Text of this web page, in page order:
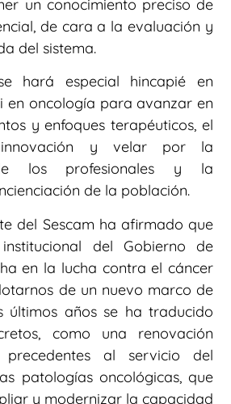
un conocimiento preciso de
de cara a la evaluación y
del sistema.
hará especial hincapié en
en oncología para avanzar en
y enfoques terapéuticos, el
y velar por la
los profesionales y la
de la población.
del Sescam ha afirmado que
del Gobierno de
en la lucha contra el cáncer
de un nuevo marco de
últimos años se ha traducido
como una renovación
precedentes al servicio del
patologías oncológicas, que
y modernizar la capacidad